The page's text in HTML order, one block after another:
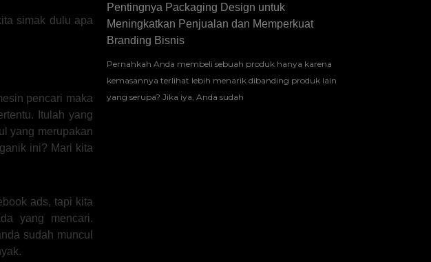
simak dulu apa
pencari maka
Itulah yang
yang merupakan
ini? Mari kita
ads, tapi kita
yang mencari.
sudah muncul
Pentingnya Packaging Design untuk
Meningkatkan Penjualan dan Memperkuat
Branding Bisnis
Pernahkah Anda membeli sebuah produk hanya karena
kemasannya terlihat lebih menarik dibanding produk lain
yang serupa? Jika iya, Anda sudah